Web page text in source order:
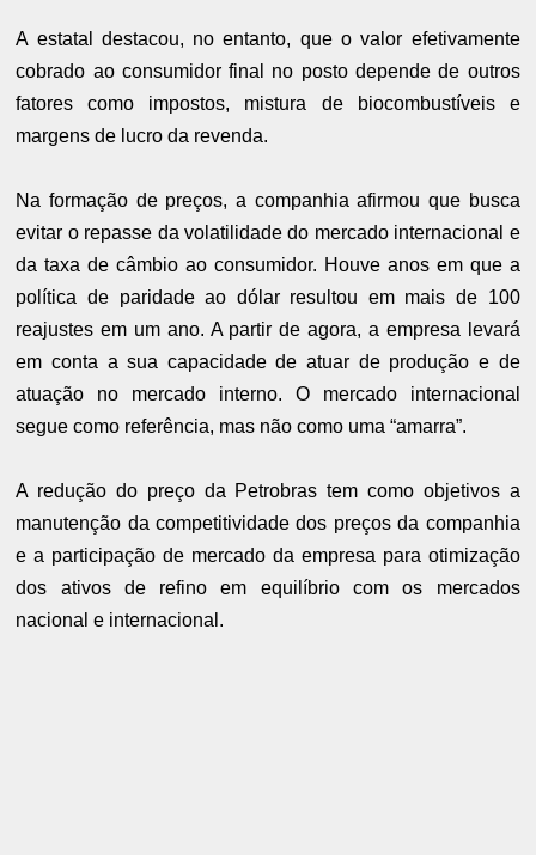
A estatal destacou, no entanto, que o valor efetivamente
cobrado ao consumidor final no posto depende de outros
fatores como impostos, mistura de biocombustíveis e
margens de lucro da revenda.
Na formação de preços, a companhia afirmou que busca
evitar o repasse da volatilidade do mercado internacional e
da taxa de câmbio ao consumidor. Houve anos em que a
política de paridade ao dólar resultou em mais de 100
reajustes em um ano. A partir de agora, a empresa levará
em conta a sua capacidade de atuar de produção e de
atuação no mercado interno. O mercado internacional
segue como referência, mas não como uma “amarra”.
A redução do preço da Petrobras tem como objetivos a
manutenção da competitividade dos preços da companhia
e a participação de mercado da empresa para otimização
dos ativos de refino em equilíbrio com os mercados
nacional e internacional.